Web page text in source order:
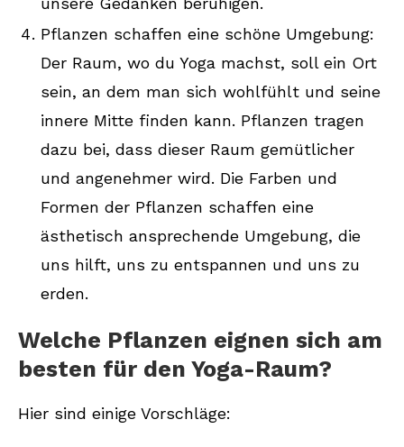
Pflanzen schaffen eine schöne Umgebung:
Der Raum, wo du Yoga machst, soll ein Ort
sein, an dem man sich wohlfühlt und seine
innere Mitte finden kann. Pflanzen tragen
dazu bei, dass dieser Raum gemütlicher
und angenehmer wird. Die Farben und
Formen der Pflanzen schaffen eine
ästhetisch ansprechende Umgebung, die
uns hilft, uns zu entspannen und uns zu
erden.
Welche Pflanzen eignen sich am
besten für den Yoga-Raum?
Hier sind einige Vorschläge: